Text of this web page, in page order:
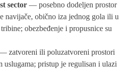
sector — posebno dodeljen prostor
navijače, obično iza jednog gola ili u
obezbeđenje i propusnice su
zatvoreni ili poluzatvoreni prostori
uslugama; pristup je regulisan i ulazi